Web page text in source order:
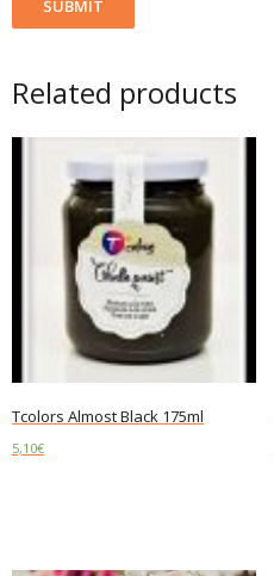
Related products
Tcolors Almost Black 175ml
5,10€